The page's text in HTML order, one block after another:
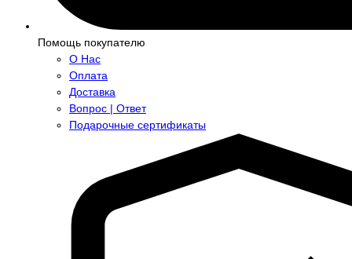
Помощь покупателю
О Нас
Оплата
Доставка
Вопрос | Ответ
Подарочные сертификаты